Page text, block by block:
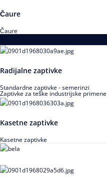
Čaure
Čaure
Radijalne zaptivke
Standardne zaptivke - semerinzi
Zaptivke za teške industrijske primene
Kasetne zaptivke
Kasetne zaptivke